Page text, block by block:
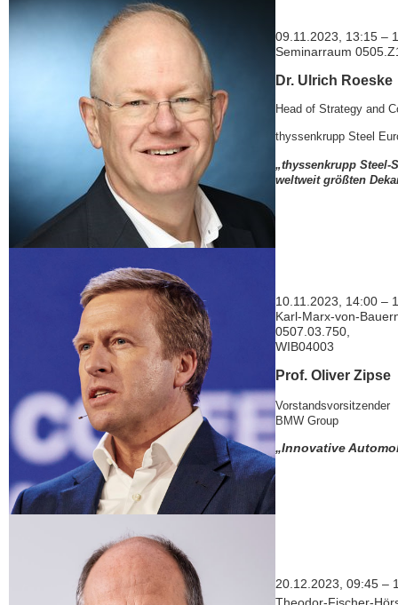
09.11.2023, 13:15 –
Seminarraum
Dr. Ulrich Roeske
Head of Strategy and
thyssenkrupp Steel
„thyssenkrupp Steel-
weltweit größten
10.11.2023, 14:00 –
Karl-Marx-von-
0507.03.750,
WIB04003
Prof. Oliver Zipse
Vorstandsvorsitzender
BMW Group
„Innovative
20.12.2023, 09:45 –